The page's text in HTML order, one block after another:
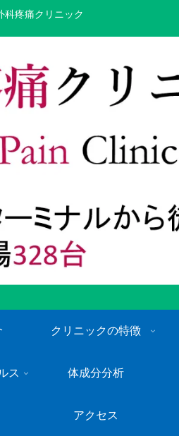
科疼痛クリニック
クリニックの特徴
ス 体成分分析
アクセス